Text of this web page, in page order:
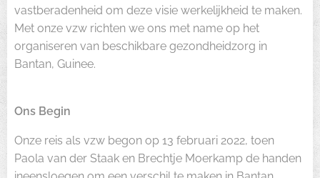
vastberadenheid om deze visie werkelijkheid te maken.
Met onze vzw richten we ons met name op het
organiseren van beschikbare gezondheidzorg in
Bantan, Guinee.
Ons Begin
Onze reis als vzw begon op 13 februari 2022, toen
Paola van der Staak en Brechtje Moerkamp de handen